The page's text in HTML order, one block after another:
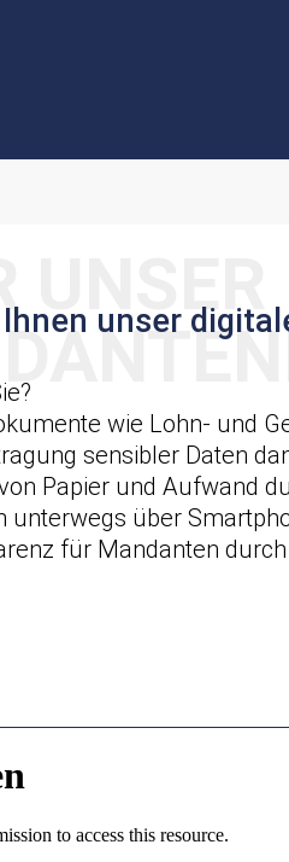
unser
wie Lohn- und
sensibler Daten
Papier und Aufwand
unterwegs über
für Mandanten